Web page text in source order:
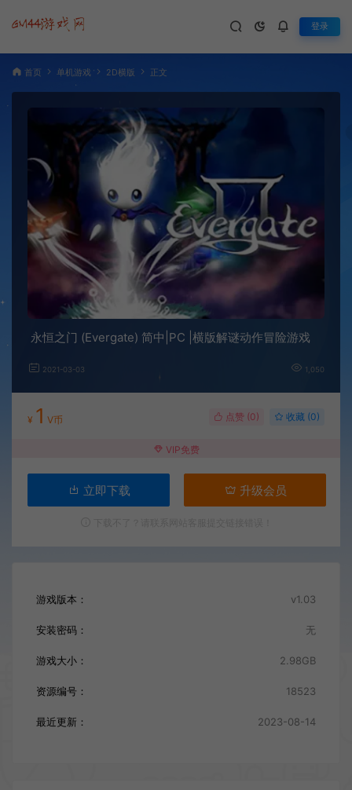
登录
首页 单机游戏 2D横版 正文
永恒之门 (Evergate) 简中|PC |横版解谜动作冒险游戏
2021-03-03 1,050
¥ 1 V币 点赞 (0) 收藏 (0)
VIP免费
立即下载 升级会员
游戏版本： v1.03
安装密码： 无
游戏大小： 2.98GB
资源编号： 18523
最近更新： 2023-08-14